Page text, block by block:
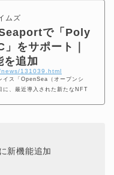
ムズ
で「Poly
をサポート｜
を追加
131039.html
イス「OpenSea（オープンシ
に、最近導入された新たなNFT
新機能追加